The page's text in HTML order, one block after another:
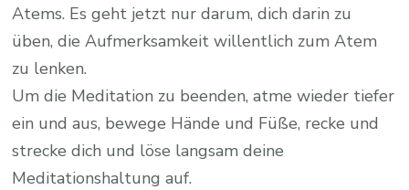
Atems. Es geht jetzt nur darum, dich darin zu
üben, die Aufmerksamkeit willentlich zum Atem
zu lenken.
Um die Meditation zu beenden, atme wieder tiefer
ein und aus, bewege Hände und Füße, recke und
strecke dich und löse langsam deine
Meditationshaltung auf.